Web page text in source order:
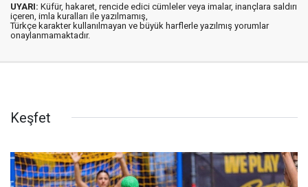
UYARI: Küfür, hakaret, rencide edici cümleler veya imalar, inançlara saldırı
içeren, imla kuralları ile yazılmamış,
Türkçe karakter kullanılmayan ve büyük harflerle yazılmış yorumlar
onaylanmamaktadır.
Keşfet